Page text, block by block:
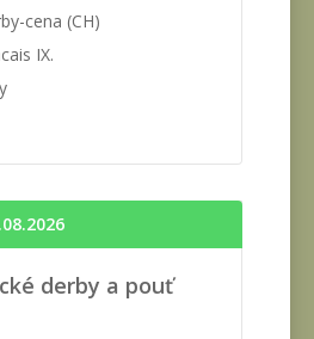
cena (CH)
IX.
derby a pouť